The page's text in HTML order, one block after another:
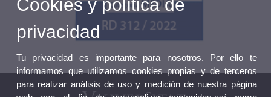
Cookies y política de
privacidad
Tu privacidad es importante para nosotros. Por ello te
informamos que utilizamos cookies propias y de terceros
para realizar análisis de uso y medición de nuestra página